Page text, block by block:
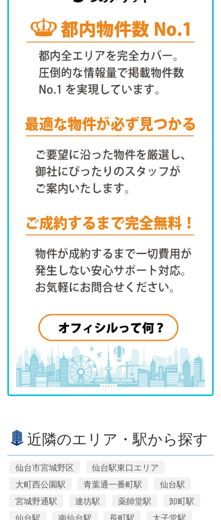
近隣のエリア・駅から探す
仙台市宮城野区
仙台駅東口エリア
大町西公園駅
青葉通一番町駅
仙台駅
宮城野通駅
連坊駅 薬師堂駅
卸町駅
仙台駅
南仙台駅 長町駅
太子堂駅